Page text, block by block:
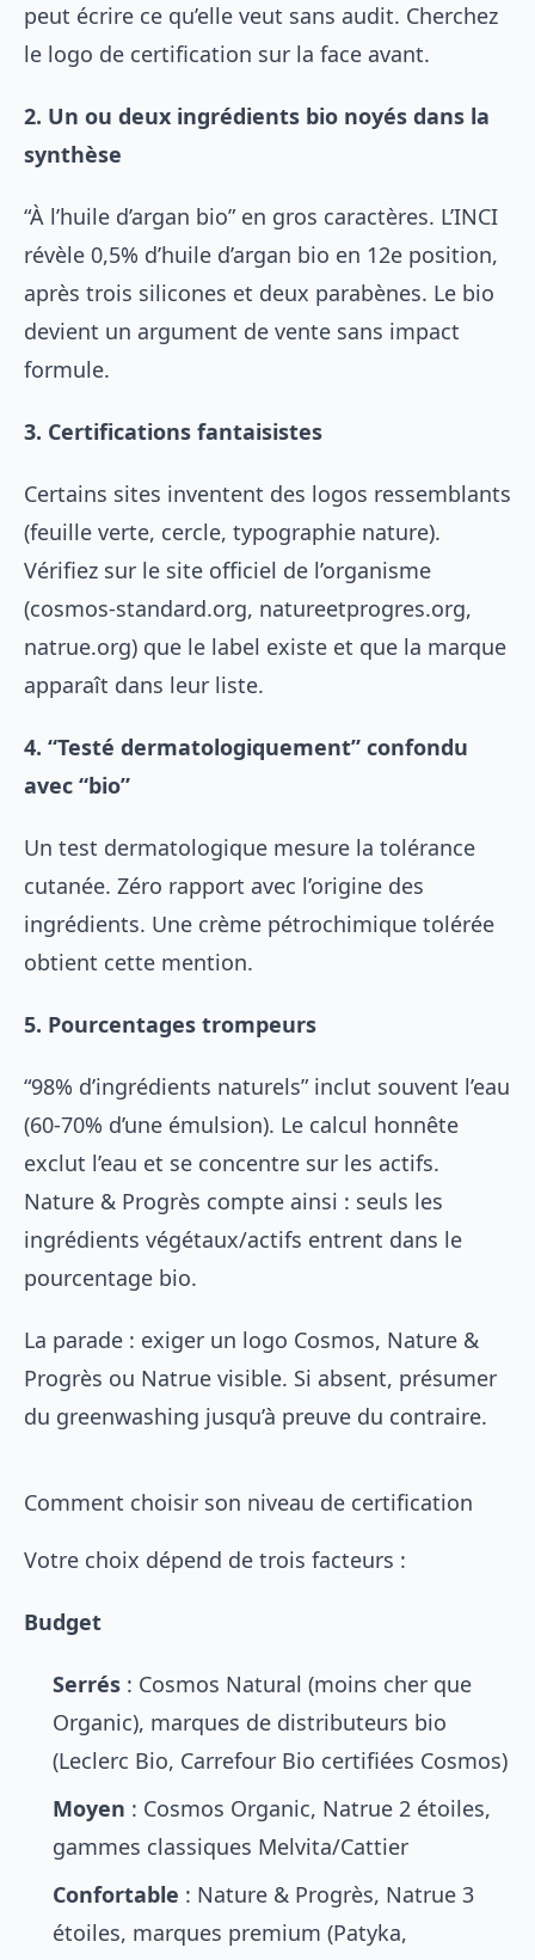
peut écrire ce qu’elle veut sans audit. Cherchez
le logo de certification sur la face avant.
2. Un ou deux ingrédients bio noyés dans la
synthèse
“À l’huile d’argan bio” en gros caractères. L’INCI
révèle 0,5% d’huile d’argan bio en 12e position,
après trois silicones et deux parabènes. Le bio
devient un argument de vente sans impact
formule.
3. Certifications fantaisistes
Certains sites inventent des logos ressemblants
(feuille verte, cercle, typographie nature).
Vérifiez sur le site officiel de l’organisme
(cosmos-standard.org, natureetprogres.org,
natrue.org) que le label existe et que la marque
apparaît dans leur liste.
4. “Testé dermatologiquement” confondu
avec “bio”
Un test dermatologique mesure la tolérance
cutanée. Zéro rapport avec l’origine des
ingrédients. Une crème pétrochimique tolérée
obtient cette mention.
5. Pourcentages trompeurs
“98% d’ingrédients naturels” inclut souvent l’eau
(60-70% d’une émulsion). Le calcul honnête
exclut l’eau et se concentre sur les actifs.
Nature & Progrès compte ainsi : seuls les
ingrédients végétaux/actifs entrent dans le
pourcentage bio.
La parade : exiger un logo Cosmos, Nature &
Progrès ou Natrue visible. Si absent, présumer
du greenwashing jusqu’à preuve du contraire.
Comment choisir son niveau de certification
Votre choix dépend de trois facteurs :
Budget
Serrés : Cosmos Natural (moins cher que
Organic), marques de distributeurs bio
(Leclerc Bio, Carrefour Bio certifiées Cosmos)
Moyen : Cosmos Organic, Natrue 2 étoiles,
gammes classiques Melvita/Cattier
Confortable : Nature & Progrès, Natrue 3
étoiles, marques premium (Patyka,